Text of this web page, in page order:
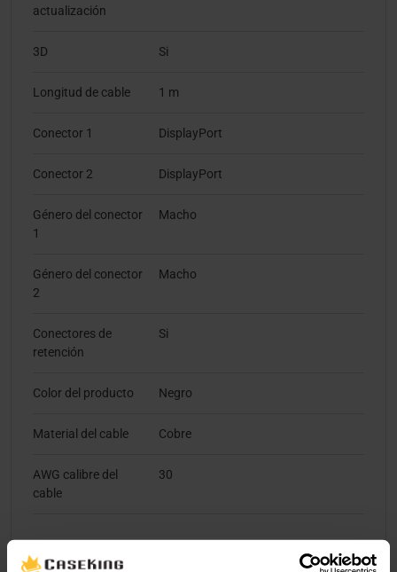
actualización
3D Si
Longitud de cable 1 m
Conector 1 DisplayPort
Conector 2 DisplayPort
Género del conector
1
Macho
Género del conector
2
Macho
Conectores de
retención
Si
Color del producto Negro
Material del cable Cobre
AWG calibre del
cable
30